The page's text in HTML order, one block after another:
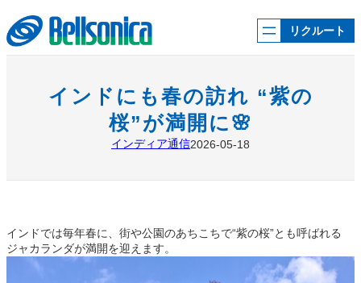
容
を
ス
リクルート
インドにも春の訪れ “紫の
桜”が満開に🌸
インディア通信2026-05-18
インドでは毎年春に、街や公園のあちこちで“紫の桜”とも呼ばれる
ジャカランダが満開を迎えます。